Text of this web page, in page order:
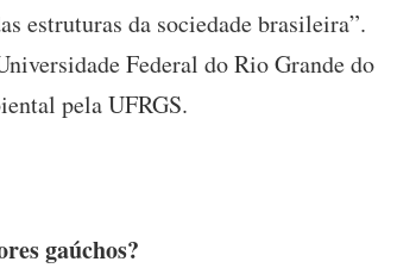
estruturas da sociedade brasileira”.
Federal do Rio Grande do
pela UFRGS.
gaúchos?